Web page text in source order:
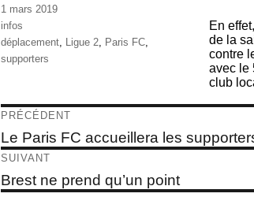
En
de la
contre
avec le
club
Publié
le
1 mars 2019
Catégories
infos
Étiquettes
déplacement, Ligue 2, Paris FC,
supporters
Navigation
de
l’article
PRÉCÉDENT
Article
précédent :
Le Paris FC accueillera les
SUIVANT
Article
suivant :
Brest ne prend qu’un point